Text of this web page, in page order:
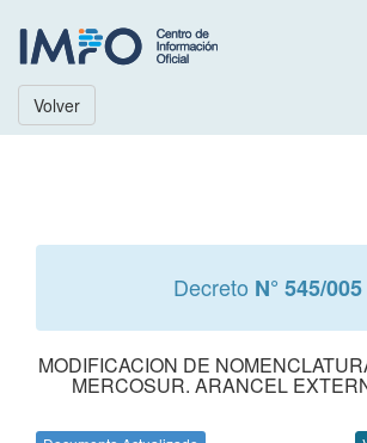
Volver
Decreto N° 545/005
MODIFICACION DE
MERCOSUR. ARANCEL